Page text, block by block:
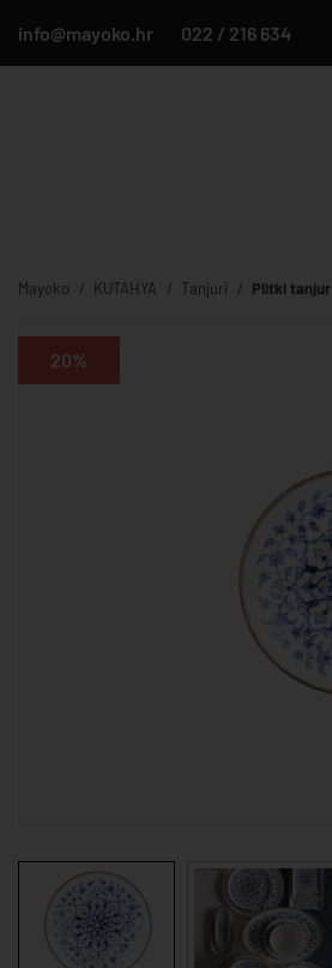
info@mayoko.hr 022 / 216 634
Mayoko KUTAHYA Tanjuri Plitki tanjur
20%